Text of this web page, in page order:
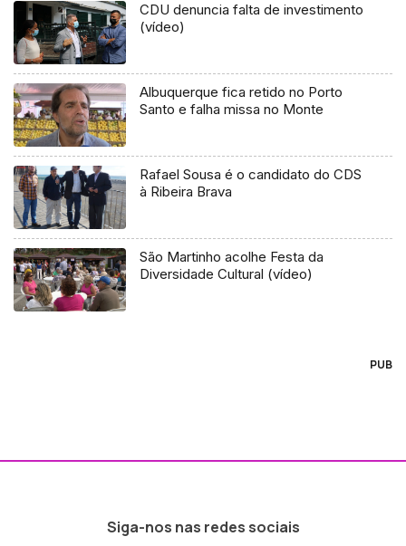
CDU denuncia falta de investimento
(vídeo)
Albuquerque fica retido no Porto
Santo e falha missa no Monte
Rafael Sousa é o candidato do CDS
à Ribeira Brava
São Martinho acolhe Festa da
Diversidade Cultural (vídeo)
PUB
Siga-nos nas redes sociais